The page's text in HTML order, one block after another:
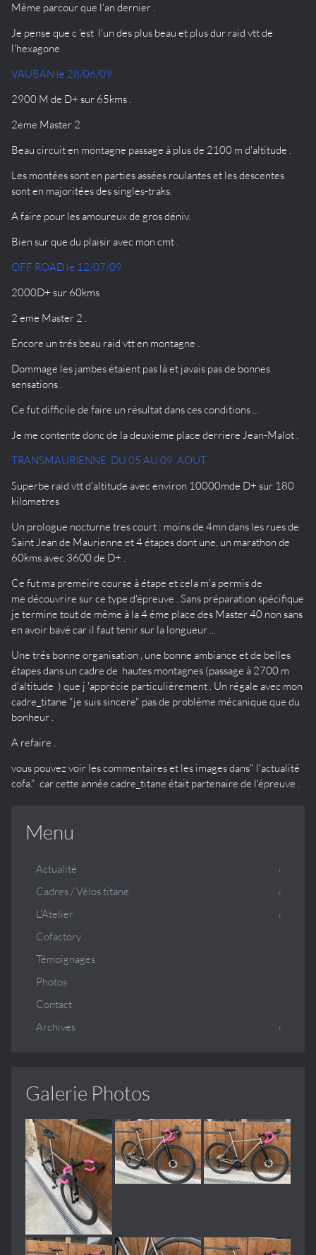
Même parcour que l'an dernier .
Je pense que c 'est l'un des plus beau et plus dur raid vtt de
l'hexagone
VAUBAN le 28/06/09
2900 M de D+ sur 65kms .
2eme Master 2
Beau circuit en montagne passage à plus de 2100 m d'altitude .
Les montées sont en parties assées roulantes et les descentes
sont en majoritées des singles-traks.
A faire pour les amoureux de gros déniv.
Bien sur que du plaisir avec mon cmt .
OFF ROAD le 12/07/09
2000D+ sur 60kms
2 eme Master 2 .
Encore un trés beau raid vtt en montagne .
Dommage les jambes étaient pas là et javais pas de bonnes
sensations .
Ce fut difficile de faire un résultat dans ces conditions ...
Je me contente donc de la deuxieme place derriere Jean-Malot .
TRANSMAURIENNE DU 05 AU 09 AOUT
Superbe raid vtt d'altitude avec environ 10000mde D+ sur 180
kilometres
Un prologue nocturne tres court : moins de 4mn dans les rues de
Saint Jean de Maurienne et 4 étapes dont une, un marathon de
60kms avec 3600 de D+ .
Ce fut ma premeire course à étape et cela m'a permis de
me découvrire sur ce type d'épreuve . Sans préparation spécifique
je termine tout de même à la 4 éme place des Master 40 non sans
en avoir bavé car il faut tenir sur la longueur ...
Une trés bonne organisation , une bonne ambiance et de belles
étapes dans un cadre de hautes montagnes (passage à 2700 m
d'altitude ) que j 'apprécie particulièrement . Un régale avec mon
cadre_titane "je suis sincere" pas de problème mécanique que du
bonheur .
A refaire .
vous pouvez voir les commentaires et les images dans" l'actualité
cofa." car cette année cadre_titane était partenaire de l'épreuve .
Menu
Actualité
Cadres / Vélos titane
L'Atelier
Cofactory
Témoignages
Photos
Contact
Archives
Galerie Photos